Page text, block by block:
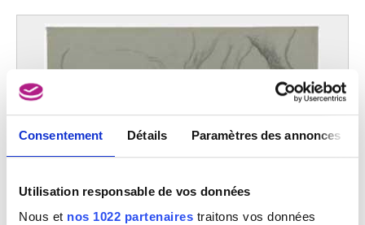
Consentement Détails Paramètres des annonces
Utilisation responsable de vos données
Nous et nos 1022 partenaires traitons vos données